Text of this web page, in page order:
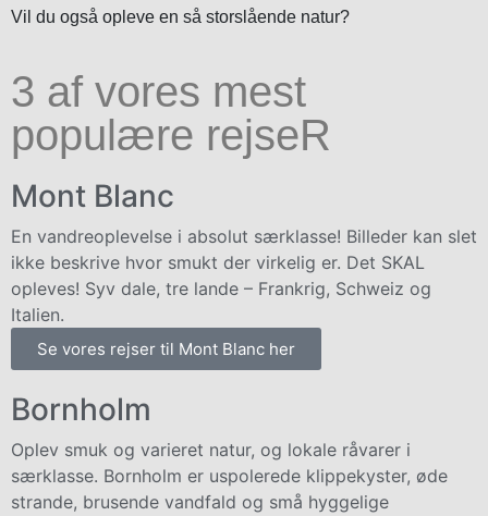
Vil du også opleve en så storslående natur?
3 af vores mest
populære rejseR
Mont Blanc
En vandreoplevelse i absolut særklasse! Billeder kan slet
ikke beskrive hvor smukt der virkelig er. Det SKAL
opleves! Syv dale, tre lande – Frankrig, Schweiz og
Italien.
Se vores rejser til Mont Blanc her
Bornholm
Oplev smuk og varieret natur, og lokale råvarer i
særklasse. Bornholm er uspolerede klippekyster, øde
strande, brusende vandfald og små hyggelige